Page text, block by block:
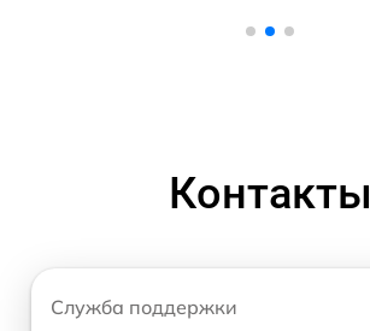
Контакты
Служба поддержки